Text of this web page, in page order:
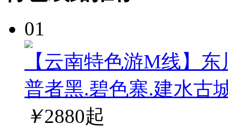
01
【云南特色游M线】
普者黑.碧色寨.建水古
￥2880起